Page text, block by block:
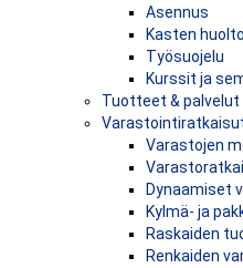
Asennus
Kasten huolto
Työsuojelu
Kurssit ja
Tuotteet & palvelut
Varastojen
Dynaamiset
Kylmä- ja
Raskaiden
Renkaiden